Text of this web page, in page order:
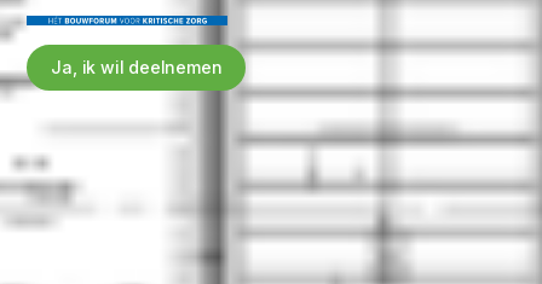
Ja, ik wil deelnemen